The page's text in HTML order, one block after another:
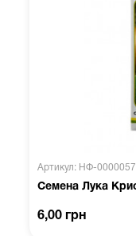
Артикул: НФ-
Семена Лука
6,00 грн